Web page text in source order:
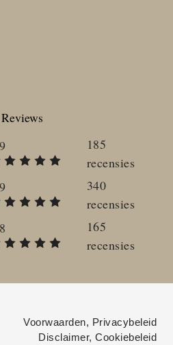
185
recensies
340
recensies
165
recensies
Voorwaarden, Privacybeleid
Disclaimer, Cookiebeleid